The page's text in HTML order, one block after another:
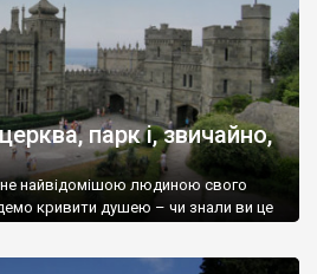
парк і, звичайно,
найвідомішою людиною свого
кривити душею – чи знали ви це